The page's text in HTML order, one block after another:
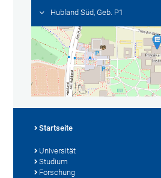
Hubland Süd, Geb. P1
Startseite
Universität
Studium
Forschung